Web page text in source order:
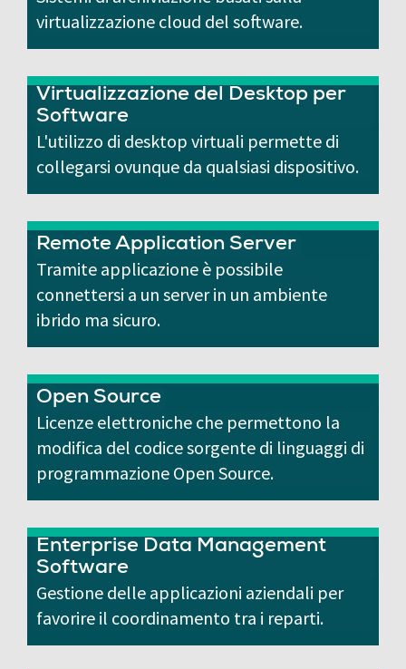
virtualizzazione cloud del software.
Virtualizzazione del Desktop per
Software
L'utilizzo di desktop virtuali permette di
collegarsi ovunque da qualsiasi dispositivo.
Remote Application Server
Tramite applicazione è possibile
connettersi a un server in un ambiente
ibrido ma sicuro.
Open Source
Licenze elettroniche che permettono la
modifica del codice sorgente di linguaggi di
programmazione Open Source.
Enterprise Data Management
Software
Gestione delle applicazioni aziendali per
favorire il coordinamento tra i reparti.